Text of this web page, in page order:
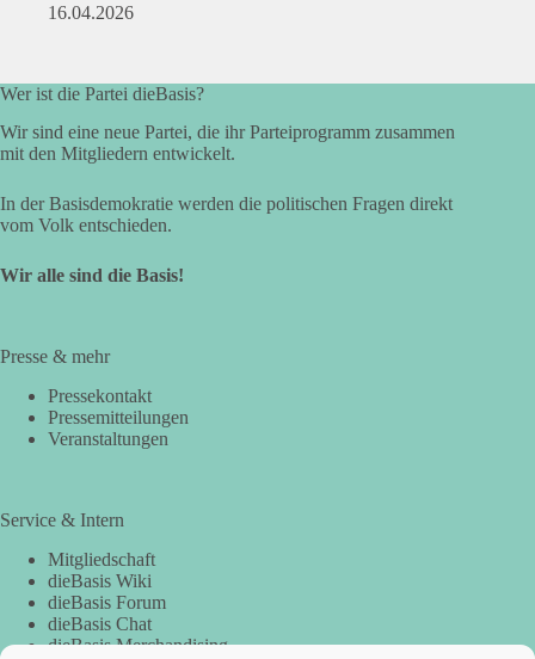
16.04.2026
Wer ist die Partei dieBasis?
Wir sind eine neue Partei, die ihr Parteiprogramm zusammen
mit den Mitgliedern entwickelt.
In der Basisdemokratie werden die politischen Fragen direkt
vom Volk entschieden.
Wir alle sind die Basis!
Presse & mehr
Pressekontakt
Pressemitteilungen
Veranstaltungen
Service & Intern
Mitgliedschaft
dieBasis Wiki
dieBasis Forum
dieBasis Chat
dieBasis Merchandising